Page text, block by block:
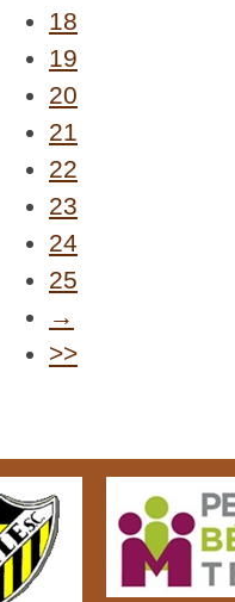
18
19
20
21
22
23
24
25
→
>>